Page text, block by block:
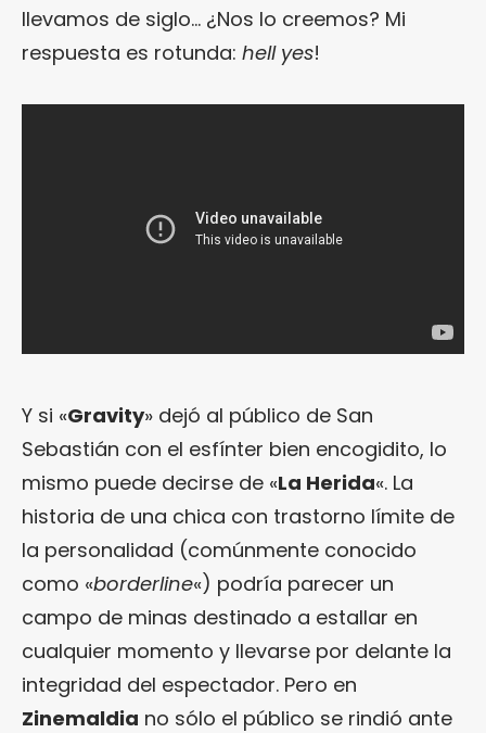
llevamos de siglo… ¿Nos lo creemos? Mi
respuesta es rotunda: hell yes!
Y si «Gravity» dejó al público de San
Sebastián con el esfínter bien encogidito, lo
mismo puede decirse de «La Herida«. La
historia de una chica con trastorno límite de
la personalidad (comúnmente conocido
como «borderline«) podría parecer un
campo de minas destinado a estallar en
cualquier momento y llevarse por delante la
integridad del espectador. Pero en
Zinemaldia no sólo el público se rindió ante